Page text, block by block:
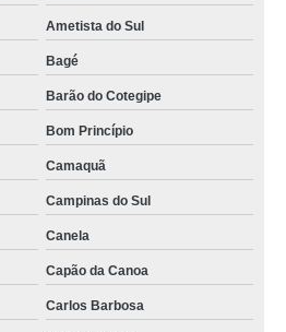
Ametista do Sul
Bagé
Barão do Cotegipe
Bom Princípio
Camaquã
Campinas do Sul
Canela
Capão da Canoa
Carlos Barbosa